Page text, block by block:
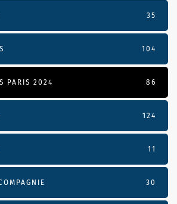
35
104
PARIS 2024 86
124
11
30